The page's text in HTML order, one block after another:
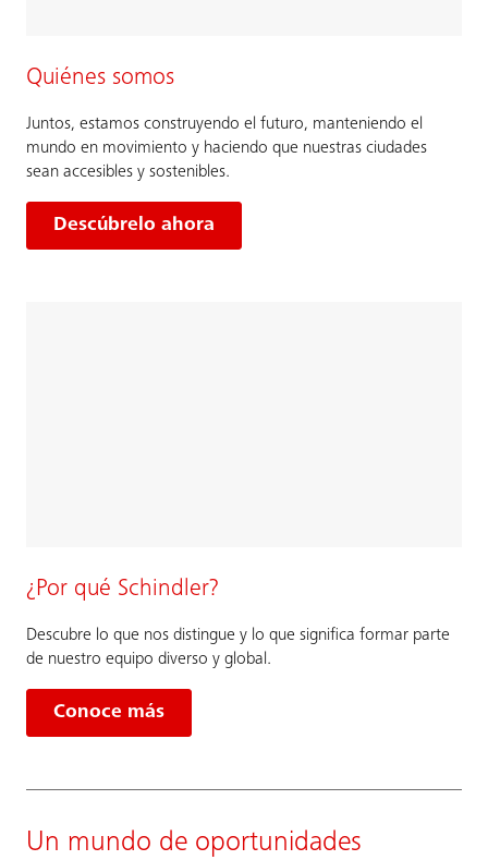
Quiénes somos
Juntos, estamos construyendo el futuro, manteniendo el
mundo en movimiento y haciendo que nuestras ciudades
sean accesibles y sostenibles.
Descúbrelo ahora
¿Por qué Schindler?
Descubre lo que nos distingue y lo que significa formar parte
de nuestro equipo diverso y global.
Conoce más
Un mundo de oportunidades